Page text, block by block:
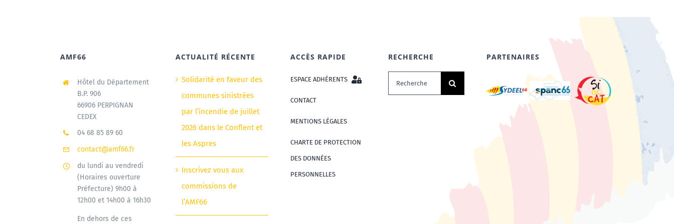
AMF66
Hôtel du Département
B.P. 906
66906 PERPIGNAN
CEDEX
04 68 85 89 60
contact@amf66.fr
du lundi au vendredi
(Horaires ouverture
Préfecture) 9h00 à
12h00 et 14h00 à 16h30
En dehors de ces
ACTUALITÉ RÉCENTE
Solidarité en faveur des
communes sinistrées
par l’incendie de juillet
2026 dans le Conflent et
les Aspres
Inscrivez vous aux
commissions de
l’AMF66
ACCÈS RAPIDE
ESPACE ADHÉRENTS
CONTACT
MENTIONS LÉGALES
CHARTE DE PROTECTION
DES DONNÉES
PERSONNELLES
RECHERCHE
Rechercher:
PARTENAIRES